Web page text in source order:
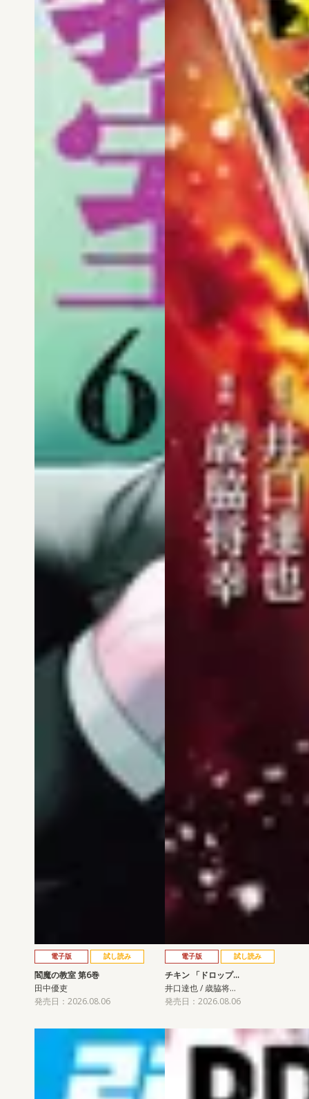
電子版 試し読み
閻魔の教室 第6巻
田中優吏
発売日：2026.08.06
電子版 試し読み
チキン 「ドロップ…
井口達也 / 歳脇将…
発売日：2026.08.06